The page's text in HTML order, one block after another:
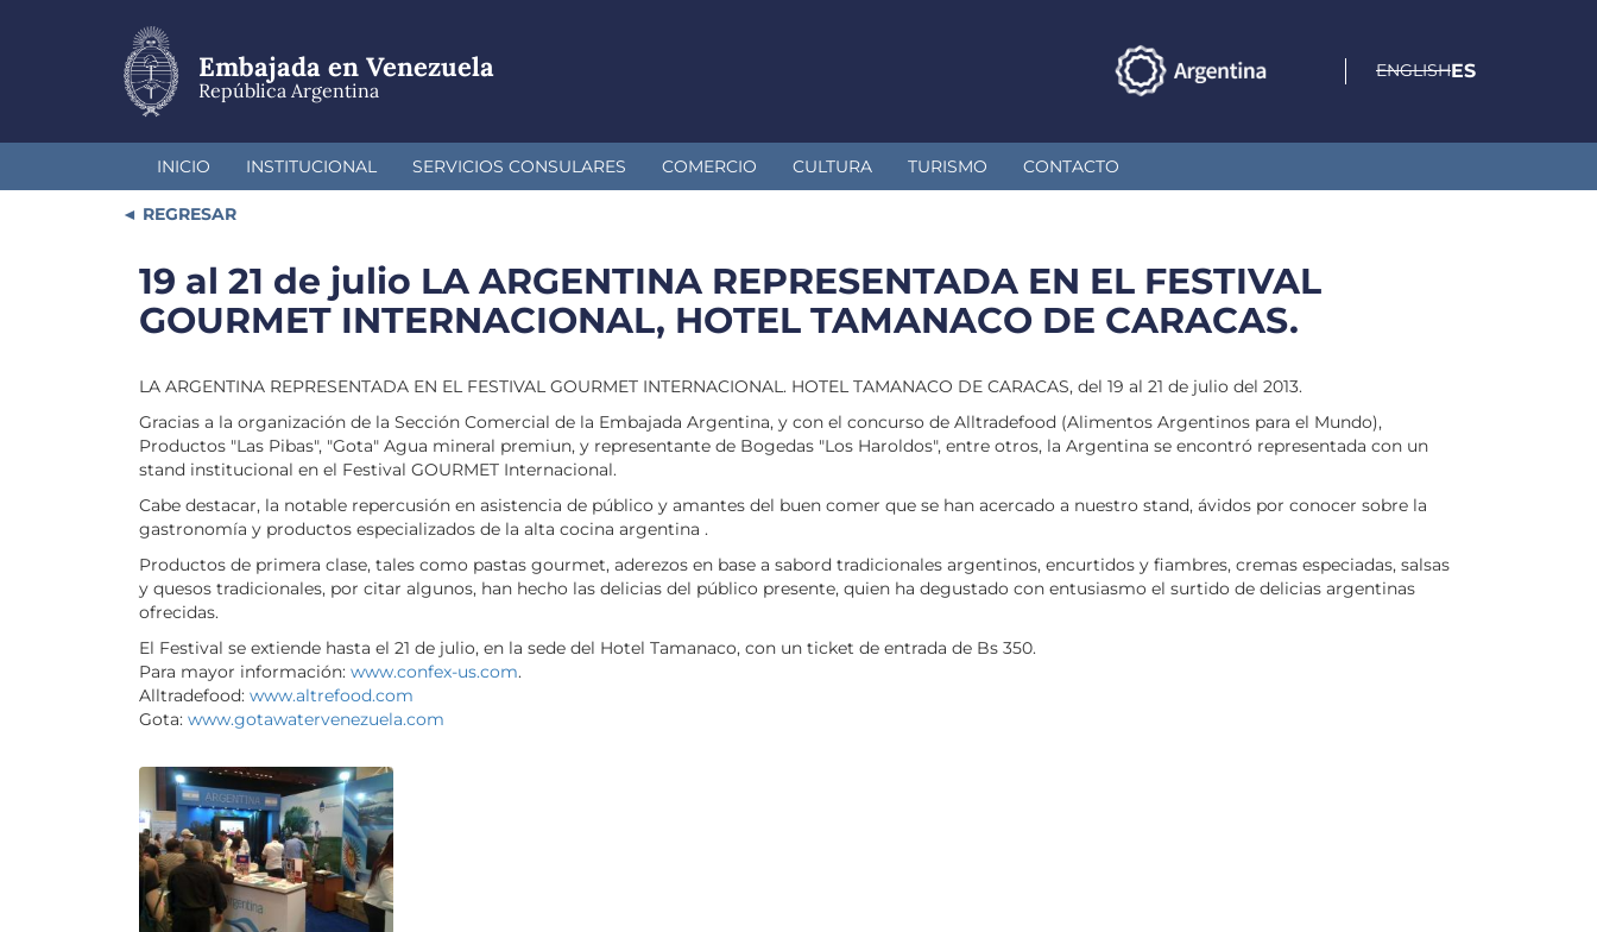
Embajada en Venezuela
República Argentina
ENGLISHES
INICIO INSTITUCIONAL SERVICIOS CONSULARES COMERCIO CULTURA TURISMO CONTACTO
REGRESAR
19 al 21 de julio LA ARGENTINA REPRESENTADA EN EL FESTIVAL
GOURMET INTERNACIONAL, HOTEL TAMANACO DE CARACAS.
LA ARGENTINA REPRESENTADA EN EL FESTIVAL GOURMET INTERNACIONAL. HOTEL TAMANACO DE CARACAS, del 19 al 21 de julio del 2013.
Gracias a la organización de la Sección Comercial de la Embajada Argentina, y con el concurso de Alltradefood (Alimentos Argentinos para el Mundo),
Productos "Las Pibas", "Gota" Agua mineral premiun, y representante de Bogedas "Los Haroldos", entre otros, la Argentina se encontró representada con un
stand institucional en el Festival GOURMET Internacional.
Cabe destacar, la notable repercusión en asistencia de público y amantes del buen comer que se han acercado a nuestro stand, ávidos por conocer sobre la
gastronomía y productos especializados de la alta cocina argentina .
Productos de primera clase, tales como pastas gourmet, aderezos en base a sabord tradicionales argentinos, encurtidos y fiambres, cremas especiadas, salsas
y quesos tradicionales, por citar algunos, han hecho las delicias del público presente, quien ha degustado con entusiasmo el surtido de delicias argentinas
ofrecidas.
El Festival se extiende hasta el 21 de julio, en la sede del Hotel Tamanaco, con un ticket de entrada de Bs 350.
Para mayor información: www.confex-us.com.
Alltradefood: www.altrefood.com
Gota: www.gotawatervenezuela.com